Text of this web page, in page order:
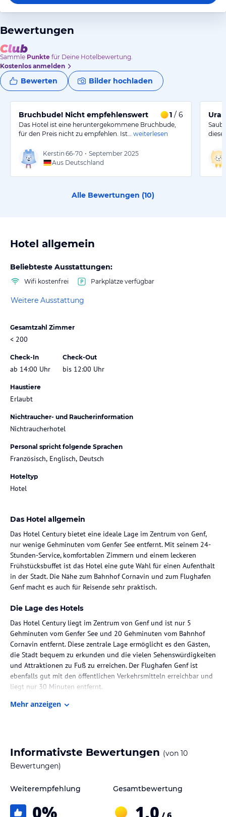
Bewertungen
Sammle Punkte für Deine Hotelbewertung.
Kostenlos anmelden
Bewerten Bilder hochladen
Bruchbude! Nicht empfehlenswert 1 / 6
Das Hotel ist eine heruntergekommene Bruchbude,
für den Preis nicht zu empfehlen. Ist…
weiterlesen
Kerstin 66-70 • September 2025
Aus Deutschland
Alle Bewertungen (10)
Hotel allgemein
Beliebteste Ausstattungen:
Wifi kostenfrei Parkplätze verfügbar
Weitere Ausstattung
Gesamtzahl Zimmer
< 200
Check-In
ab 14:00 Uhr
Check-Out
bis 12:00 Uhr
Haustiere
Erlaubt
Nichtraucher- und Raucherinformation
Nichtraucherhotel
Personal spricht folgende Sprachen
Französisch, Englisch, Deutsch
Hoteltyp
Hotel
Das Hotel allgemein
Das Hotel Century bietet eine ideale Lage im Zentrum von Genf,
nur wenige Gehminuten vom Genfer See entfernt. Mit seinem 24-
Stunden-Service, komfortablen Zimmern und einem leckeren
Frühstücksbuffet ist das Hotel eine gute Wahl für einen Aufenthalt
in der Stadt. Die Nähe zum Bahnhof Cornavin und zum Flughafen
Genf macht es auch für Reisende sehr praktisch.
Die Lage des Hotels
Das Hotel Century liegt im Zentrum von Genf und ist nur 5
Gehminuten vom Genfer See und 20 Gehminuten vom Bahnhof
Cornavin entfernt. Diese zentrale Lage ermöglicht es den Gästen,
die Stadt bequem zu erkunden und die vielen Sehenswürdigkeiten
und Attraktionen zu Fuß zu erreichen. Der Flughafen Genf ist
ebenfalls gut mit den öffentlichen Verkehrsmitteln erreichbar und
liegt nur 30 Minuten entfernt.
Zimmer / Unterbringung im Hotel
ausgestattet. Ein Schreibtisch und eine Tee-/Kaffeemaschine sind
ebenfalls vorhanden. Die Badezimmer verfügen über eine Dusche
Im Hotel Century wird ein tägliches Frühstücksbuffet angeboten,
Mehr anzeigen
Informativste Bewertungen (von 10
Bewertungen)
Weiterempfehlung
0%
Gesamtbewertung
1,0